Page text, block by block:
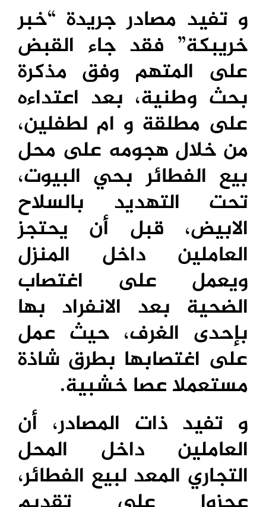
و تفيد مصادر جريدة “خبر
خريبكة” فقد جاء القبض
على المتهم وفق مذكرة
بحث وطنية، بعد اعتداءه
على مطلقة و ام لطفلين،
من خلال هجومه على محل
بيع الفطائر بحي البيوت،
تحت التهديد بالسلاح
الابيض، قبل أن يحتجز
العاملين داخل المنزل
ويعمل على اغتصاب
الضحية بعد الانفراد بها
بإحدى الغرف، حيث عمل
على اغتصابها بطرق شاذة
مستعملا عصا خشبية.
و تفيد ذات المصادر، أن
العاملين داخل المحل
التجاري المعد لبيع الفطائر،